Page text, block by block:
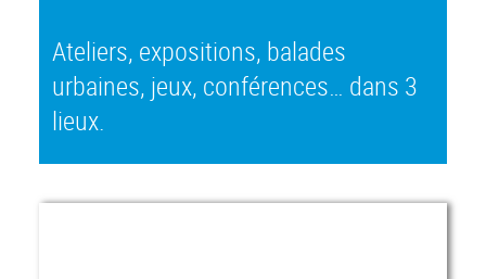
Ateliers, expositions, balades
urbaines, jeux, conférences… dans 3
lieux.